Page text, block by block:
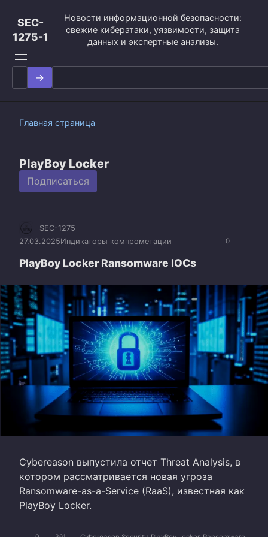
контенту
SEC-
1275-1
Новости информационной безопасности:
свежие кибератаки, уязвимости, защита
данных и экспертные анализы.
Search
for:
Главная страница
PlayBoy Locker
Подписаться
0
SEC-1275
27.03.2025Индикаторы компрометации
PlayBoy Locker Ransomware IOCs
Cybereason выпустила отчет Threat Analysis, в
котором рассматривается новая угроза
Ransomware-as-a-Service (RaaS), известная как
PlayBoy Locker.